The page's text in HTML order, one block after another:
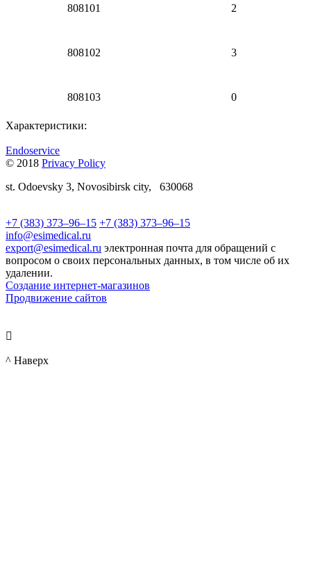
808101 2
808102 3
808103 0
Характеристики:
Endoservice
© 2018 Privacy Policy
st. Odoevsky 3, Novosibirsk city, 630068
+7 (383) 373–96–15 +7 (383) 373–96–15
info@esimedical.ru
export@esimedical.ru электронная почта для обращений с
вопросом о своих персональных данных, в том числе об их
удалении.
Создание интернет-магазинов
Продвижение сайтов

^ Наверх